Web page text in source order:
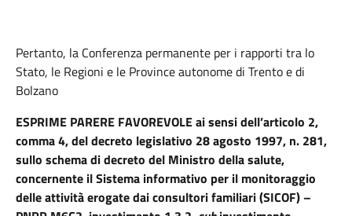
Pertanto, la Conferenza permanente per i rapporti tra lo
Stato, le Regioni e le Province autonome di Trento e di
Bolzano
ESPRIME PARERE FAVOREVOLEai sensi dell’articolo 2,
comma 4, del decreto legislativo 28 agosto 1997, n. 281,
sullo schema di decreto del Ministro della salute,
concernente il Sistema informativo per il monitoraggio
delle attività erogate dai consultori familiari (SICOF) –